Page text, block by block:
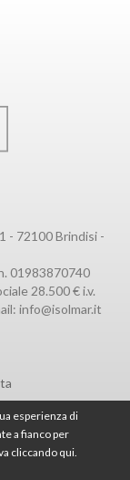
- 72100 Brindisi -
01983870740
28.500 € i.v.
info@isolmar.it
esperienza di
a fianco per
cliccando qui.